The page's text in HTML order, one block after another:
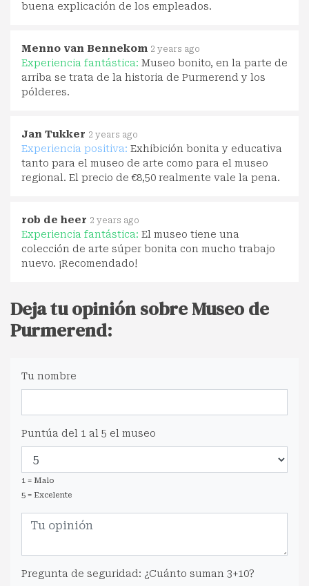
buena explicación de los empleados.
Menno van Bennekom 2 years ago
Experiencia fantástica: Museo bonito, en la parte de
arriba se trata de la historia de Purmerend y los
pólderes.
Jan Tukker 2 years ago
Experiencia positiva: Exhibición bonita y educativa
tanto para el museo de arte como para el museo
regional. El precio de €8,50 realmente vale la pena.
rob de heer 2 years ago
Experiencia fantástica: El museo tiene una
colección de arte súper bonita con mucho trabajo
nuevo. ¡Recomendado!
Deja tu opinión sobre Museo de
Purmerend:
Tu nombre
Puntúa del 1 al 5 el museo
1 = Malo
5 = Excelente
Pregunta de seguridad: ¿Cuánto suman 3+10?